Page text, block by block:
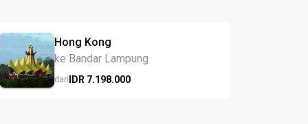
Hong Kong
ke Bandar Lampung
dariIDR 7.198.000